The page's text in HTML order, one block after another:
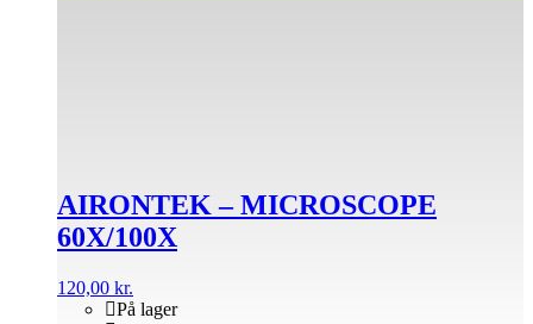
AIRONTEK – MICROSCOPE
60X/100X
120,00 kr.
På lager